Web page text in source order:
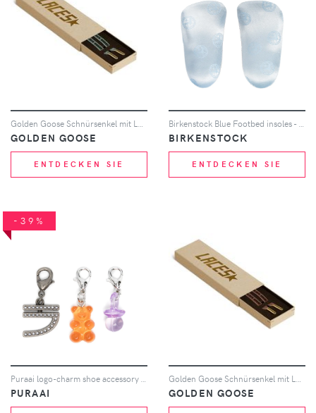
GOLDEN GOOSE
ENTDECKEN SIE
BIRKENSTOCK
ENTDECKEN SIE
-39%
PURAAI GOLDEN GOOSE